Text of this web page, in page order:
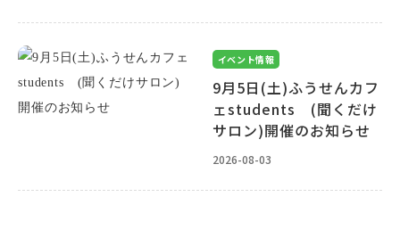
イベント情報
9月5日(土)ふうせんカフ
ェstudents (聞くだけ
サロン)開催のお知らせ
2026-08-03